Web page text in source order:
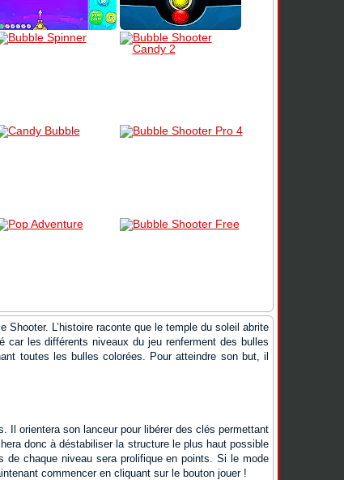
L’histoire raconte que le temple du soleil abrite
les différents niveaux du jeu renferment des bulles
toutes les bulles colorées. Pour atteindre son but, il
Il orientera son lanceur pour libérer des clés permettant
donc à déstabiliser la structure le plus haut possible
chaque niveau sera prolifique en points. Si le mode
commencer en cliquant sur le bouton jouer !